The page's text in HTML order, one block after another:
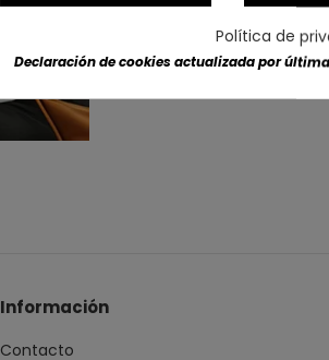
Detalles del producto
Información
Contacto
Política de
Declaración de cookies actualizada por